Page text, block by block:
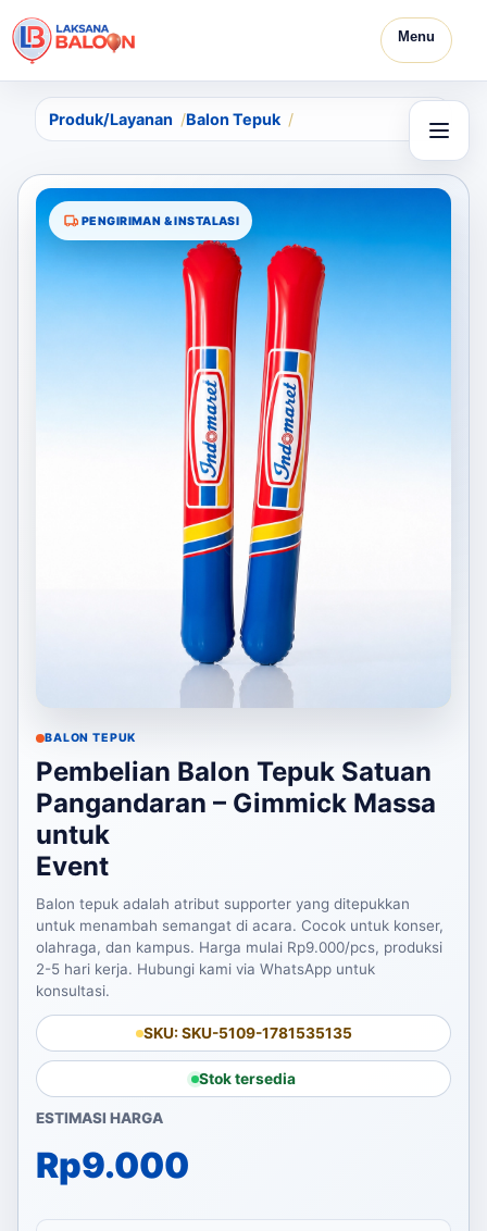
Menu
Produk/Layanan Balon Tepuk
PENGIRIMAN & INSTALASI
BALON TEPUK
Pembelian Balon Tepuk Satuan
Pangandaran – Gimmick Massa
untuk
Event
Balon tepuk adalah atribut supporter yang ditepukkan
untuk menambah semangat di acara. Cocok untuk konser,
olahraga, dan kampus. Harga mulai Rp9.000/pcs, produksi
2-5 hari kerja. Hubungi kami via WhatsApp untuk
konsultasi.
SKU: SKU-5109-1781535135
Stok tersedia
ESTIMASI HARGA
Rp9.000